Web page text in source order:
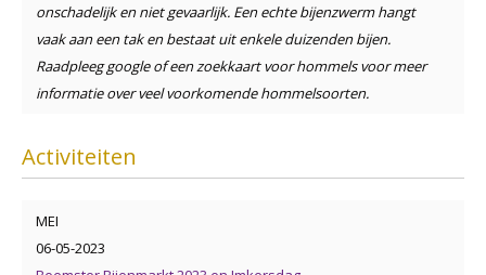
onschadelijk en niet gevaarlijk. Een echte bijenzwerm hangt
vaak aan een tak en bestaat uit enkele duizenden bijen.
Raadpleeg google of een zoekkaart voor hommels voor meer
informatie over veel voorkomende hommelsoorten.
Activiteiten
MEI
06-05-2023